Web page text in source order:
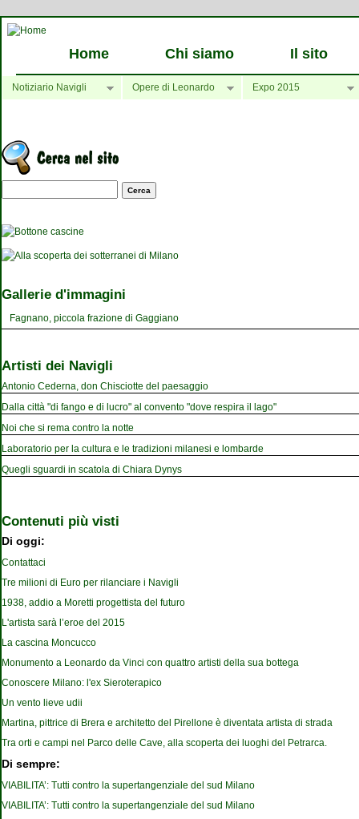
Home Chi siamo Il sito
Notiziario Navigli Opere di Leonardo Expo 2015
Maschera di ricerca
Gallerie d'immagini
Fagnano, piccola frazione di Gaggiano
Artisti dei Navigli
Antonio Cederna, don Chisciotte del paesaggio
Dalla città "di fango e di lucro" al convento "dove respira il lago"
Noi che si rema contro la notte
Laboratorio per la cultura e le tradizioni milanesi e lombarde
Quegli sguardi in scatola di Chiara Dynys
Contenuti più visti
Di oggi:
Contattaci
Tre milioni di Euro per rilanciare i Navigli
1938, addio a Moretti progettista del futuro
L'artista sarà l’eroe del 2015
La cascina Moncucco
Monumento a Leonardo da Vinci con quattro artisti della sua bottega
Conoscere Milano: l'ex Sieroterapico
Un vento lieve udii
Martina, pittrice di Brera e architetto del Pirellone è diventata artista di strada
Tra orti e campi nel Parco delle Cave, alla scoperta dei luoghi del Petrarca.
Di sempre:
VIABILITA’: Tutti contro la supertangenziale del sud Milano
VIABILITA’: Tutti contro la supertangenziale del sud Milano